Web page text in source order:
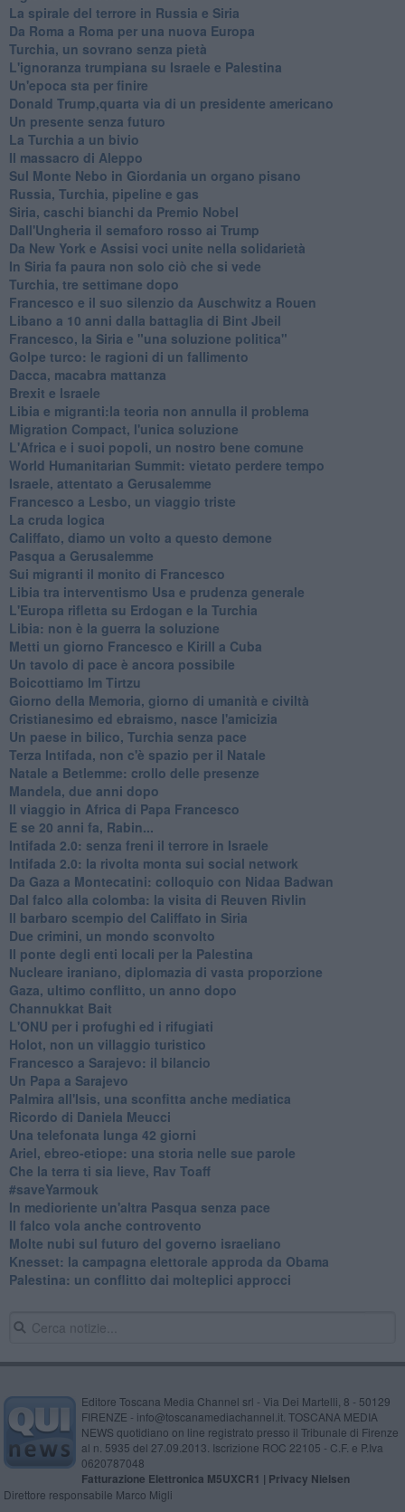
La spirale del terrore in Russia e Siria
Da Roma a Roma per una nuova Europa
Turchia, un sovrano senza pietà
L'ignoranza trumpiana su Israele e Palestina
Un'epoca sta per finire
Donald Trump,quarta via di un presidente americano
Un presente senza futuro
La Turchia a un bivio
Il massacro di Aleppo
Sul Monte Nebo in Giordania un organo pisano
Russia, Turchia, pipeline e gas
Siria, caschi bianchi da Premio Nobel
Dall'Ungheria il semaforo rosso ai Trump
Da New York e Assisi voci unite nella solidarietà
In Siria fa paura non solo ciò che si vede
Turchia, tre settimane dopo
Francesco e il suo silenzio da Auschwitz a Rouen
Libano a 10 anni dalla battaglia di Bint Jbeil
Francesco, la Siria e "una soluzione politica"
Golpe turco: le ragioni di un fallimento
Dacca, macabra mattanza
Brexit e Israele
Libia e migranti:la teoria non annulla il problema
Migration Compact, l'unica soluzione
L'Africa e i suoi popoli, un nostro bene comune
World Humanitarian Summit: vietato perdere tempo
Israele, attentato a Gerusalemme
Francesco a Lesbo, un viaggio triste
La cruda logica
Califfato, diamo un volto a questo demone
Pasqua a Gerusalemme
Sui migranti il monito di Francesco
Libia tra interventismo Usa e prudenza generale
L'Europa rifletta su Erdogan e la Turchia
Libia: non è la guerra la soluzione
Metti un giorno Francesco e Kirill a Cuba
Un tavolo di pace è ancora possibile
Boicottiamo Im Tirtzu
Giorno della Memoria, giorno di umanità e civiltà
Cristianesimo ed ebraismo, nasce l'amicizia
Un paese in bilico, Turchia senza pace
Terza Intifada, non c'è spazio per il Natale
Natale a Betlemme: crollo delle presenze
Mandela, due anni dopo
Il viaggio in Africa di Papa Francesco
E se 20 anni fa, Rabin...
Intifada 2.0: senza freni il terrore in Israele
Intifada 2.0: la rivolta monta sui social network
Da Gaza a Montecatini: colloquio con Nidaa Badwan
Dal falco alla colomba: la visita di Reuven Rivlin
Il barbaro scempio del Califfato in Siria
Due crimini, un mondo sconvolto
Il ponte degli enti locali per la Palestina
Nucleare iraniano, diplomazia di vasta proporzione
Gaza, ultimo conflitto, un anno dopo
Channukkat Bait
L'ONU per i profughi ed i rifugiati
Holot, non un villaggio turistico
Francesco a Sarajevo: il bilancio
Un Papa a Sarajevo
Palmira all'Isis, una sconfitta anche mediatica
Ricordo di Daniela Meucci
​Una telefonata lunga 42 giorni
​Ariel, ebreo-etiope: una storia nelle sue parole
Che la terra ti sia lieve, Rav Toaff
​#saveYarmouk
​In medioriente un'altra Pasqua senza pace
​Il falco vola anche controvento
Molte nubi sul futuro del governo israeliano
Knesset: la campagna elettorale approda da Obama
Palestina: un conflitto dai molteplici approcci
Editore Toscana Media Channel srl - Via Dei Martelli, 8 - 50129
FIRENZE - info@toscanamediachannel.it. TOSCANA MEDIA
NEWS quotidiano on line registrato presso il Tribunale di Firenze
al n. 5935 del 27.09.2013. Iscrizione ROC 22105 - C.F. e P.Iva
0620787048
Fatturazione Elettronica M5UXCR1 | Privacy Nielsen
Direttore responsabile Marco Migli